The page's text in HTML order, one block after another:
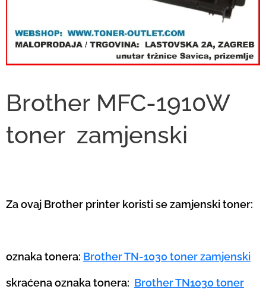
Brother MFC-1910W
toner zamjenski
Za ovaj Brother printer koristi se zamjenski toner:
oznaka tonera: Brother TN-1030 toner zamjenski
skraćena oznaka tonera: Brother TN1030 toner